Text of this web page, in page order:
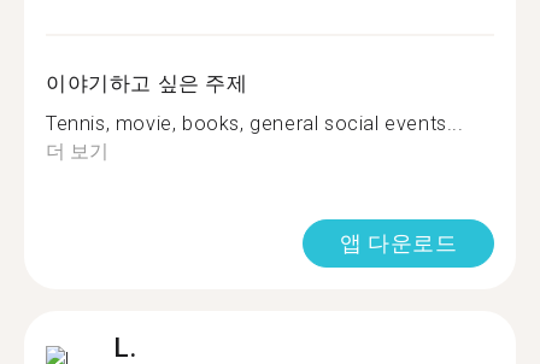
이야기하고 싶은 주제
Tennis, movie, books, general social events...
더 보기
앱 다운로드
L.